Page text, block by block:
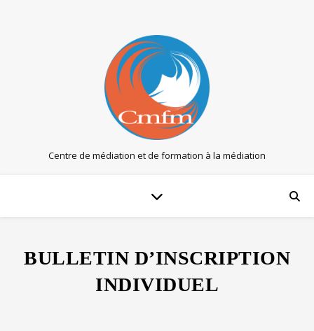
Centre de médiation et de formation à la médiation
BULLETIN D’INSCRIPTION
INDIVIDUEL